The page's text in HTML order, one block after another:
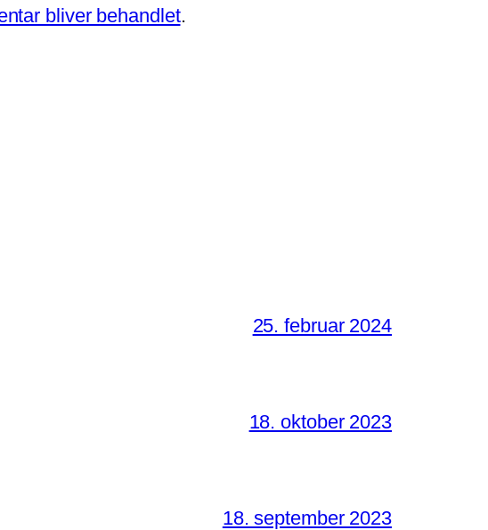
bliver behandlet.
25. februar 2024
18. oktober 2023
18. september 2023